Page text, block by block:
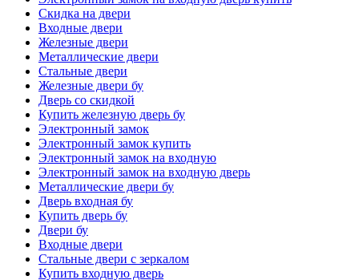
Скидка на двери
Входные двери
Железные двери
Металлические двери
Стальные двери
Железные двери бу
Дверь со скидкой
Купить железную дверь бу
Электронный замок
Электронный замок купить
Электронный замок на входную
Электронный замок на входную дверь
Металлические двери бу
Дверь входная бу
Купить дверь бу
Двери бу
Входные двери
Стальные двери с зеркалом
Купить входную дверь